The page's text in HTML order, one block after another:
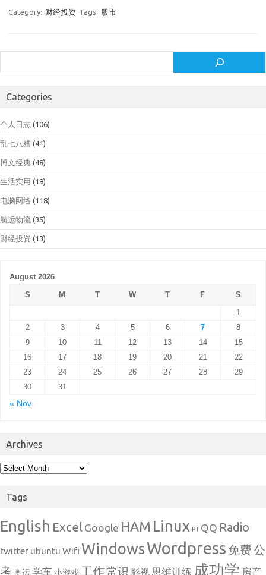
Category: 财经投资 Tags: 股市
Categories
个人日志 (106)
乱七八糟 (41)
博文经典 (48)
生活实用 (19)
电脑网络 (118)
航运物流 (35)
财经投资 (13)
August 2026
S
M T W T F
S
1
2
3 4 5 6 7
8
9
10 11 12 13 14
15
16
17 18 19 20 21
22
23
24 25 26 27 28
29
30
31
« Nov
Archives
Archives
Tags
English Excel Google HAM Linux PT QQ Radio
twitter ubuntu Wifi WindowsWordpress 免费公
考奥运 学车小游戏 工作常识 影视 思维训练 成功学 房产